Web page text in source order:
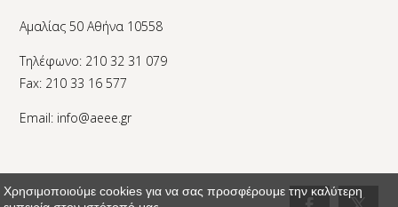
Αμαλίας 50 Αθήνα 10558
Τηλέφωνο: 210 32 31 079
Fax: 210 33 16 577
Email: info@aeee.gr
Χρησιμοποιούμε cookies για να σας προσφέρουμε την καλύτερη